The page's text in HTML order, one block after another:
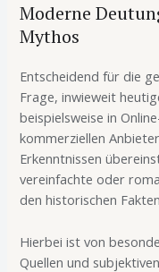
Moderne
Mythos
Entscheidend für die
Frage, inwieweit
beispielsweise in
kommerziellen
Erkenntnissen
vereinfachte oder
den historischen
Hierbei ist von
Quellen und